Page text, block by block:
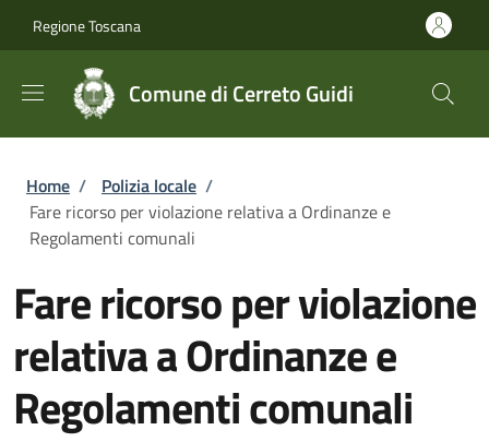
Regione Toscana
Comune di Cerreto Guidi
Briciole di pane
Home / Polizia locale /
Fare ricorso per violazione relativa a Ordinanze e
Regolamenti comunali
Fare ricorso per violazione
relativa a Ordinanze e
Regolamenti comunali